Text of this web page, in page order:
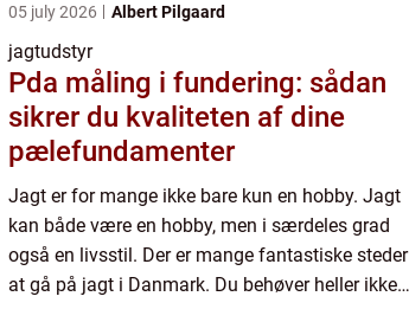
05 july 2026 Albert Pilgaard
jagtudstyr
Pda måling i fundering: sådan
sikrer du kvaliteten af dine
pælefundamenter
Jagt er for mange ikke bare kun en hobby. Jagt
kan både være en hobby, men i særdeles grad
også en livsstil. Der er mange fantastiske steder
at gå på jagt i Danmark. Du behøver heller ikke